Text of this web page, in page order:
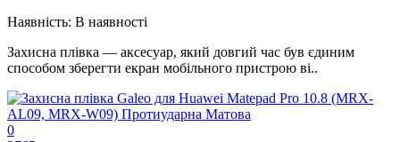
Наявність: В наявності
Захисна плівка — аксесуар, який довгий час був єдиним
способом зберегти екран мобільного пристрою ві..
0